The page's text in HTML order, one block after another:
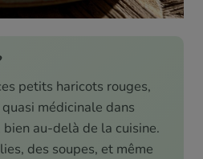
petits haricots rouges,
médicinale dans
bien au-delà de la cuisine.
des soupes, et même